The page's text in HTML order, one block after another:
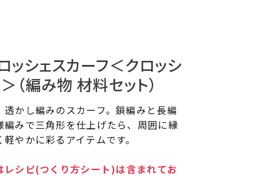
ッシェスカーフ＜クロッシ
（編み物 材料セット）
かし編みのスカーフ。鎖編みと長編
みで三角形を仕上げたら、周囲に縁
やかに彩るアイテムです。
レシピ(つくり方シート)は含まれてお